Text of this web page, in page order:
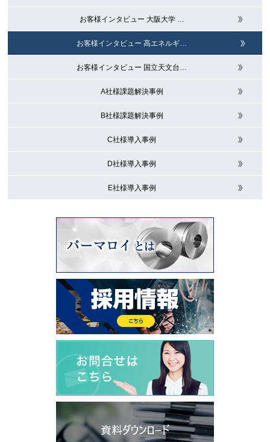
お客様インタビュー 大阪大学
お客様インタビュー 高エネルギ
お客様インタビュー 国立天文台
A社様課題解決事例
B社様課題解決事例
C社様導入事例
D社様導入事例
E社様導入事例